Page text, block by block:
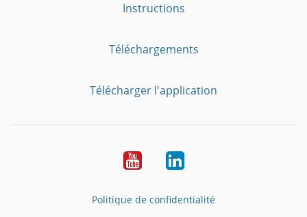
Instructions
Téléchargements
Télécharger l'application
YouTubeLinkedIn
Politique de confidentialité